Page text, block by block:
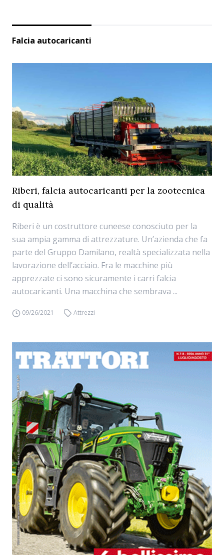
Falcia autocaricanti
Riberi, falcia autocaricanti per la zootecnica
di qualità
Riberi è un costruttore cuneese conosciuto per la
sua ampia gamma di attrezzature. Un’azienda che fa
parte del Gruppo Damilano, realtà specializzata nella
lavorazione dell’acciaio. Fra le macchine più
apprezzate ci sono sicuramente i carri falcia
autocaricanti. Una macchina che sembrava ...
09/26/2021 Attrezzi